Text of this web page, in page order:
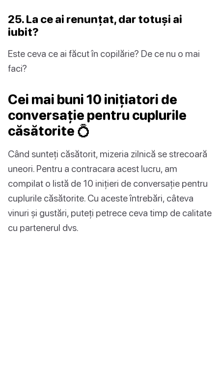
25. La ce ai renunțat, dar totuși ai
iubit?
Este ceva ce ai făcut în copilărie? De ce nu o mai
faci?
Cei mai buni 10 inițiatori de
conversație pentru cuplurile
căsătorite 💍
Când sunteți căsătorit, mizeria zilnică se strecoară
uneori. Pentru a contracara acest lucru, am
compilat o listă de 10 inițieri de conversație pentru
cuplurile căsătorite. Cu aceste întrebări, câteva
vinuri și gustări, puteți petrece ceva timp de calitate
cu partenerul dvs.